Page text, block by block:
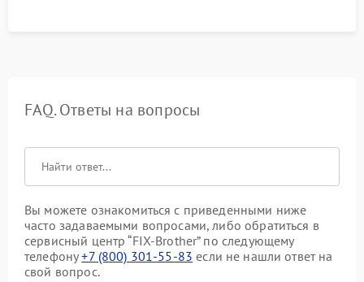
FAQ. Ответы на вопросы
Вы можете ознакомиться с приведенными ниже
часто задаваемыми вопросами, либо обратиться в
сервисный центр “FIX-Brother” по следующему
телефону+7 (800) 301-55-83 если не нашли ответ на
свой вопрос.